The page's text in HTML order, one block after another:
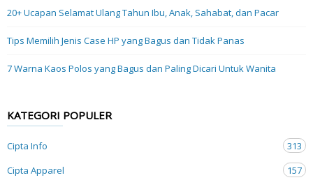
20+ Ucapan Selamat Ulang Tahun Ibu, Anak, Sahabat, dan Pacar
Tips Memilih Jenis Case HP yang Bagus dan Tidak Panas
7 Warna Kaos Polos yang Bagus dan Paling Dicari Untuk Wanita
KATEGORI POPULER
Cipta Info
313
Cipta Apparel
157